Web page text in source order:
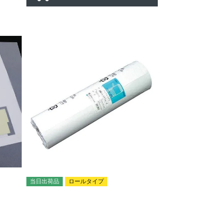
当日出荷品 ロールタイプ